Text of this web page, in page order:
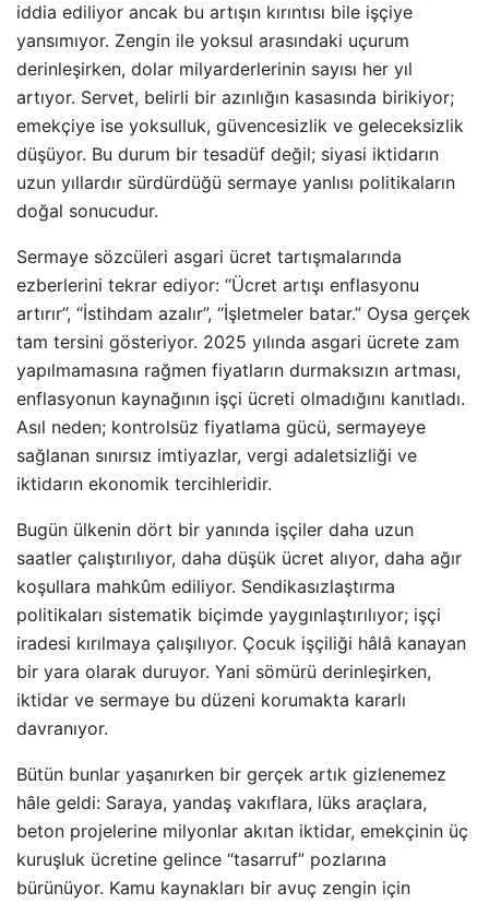
iddia ediliyor ancak bu artışın kırıntısı bile işçiye
yansımıyor. Zengin ile yoksul arasındaki uçurum
derinleşirken, dolar milyarderlerinin sayısı her yıl
artıyor. Servet, belirli bir azınlığın kasasında birikiyor;
emekçiye ise yoksulluk, güvencesizlik ve geleceksizlik
düşüyor. Bu durum bir tesadüf değil; siyasi iktidarın
uzun yıllardır sürdürdüğü sermaye yanlısı politikaların
doğal sonucudur.
Sermaye sözcüleri asgari ücret tartışmalarında
ezberlerini tekrar ediyor: “Ücret artışı enflasyonu
artırır”, “İstihdam azalır”, “İşletmeler batar.” Oysa gerçek
tam tersini gösteriyor. 2025 yılında asgari ücrete zam
yapılmamasına rağmen fiyatların durmaksızın artması,
enflasyonun kaynağının işçi ücreti olmadığını kanıtladı.
Asıl neden; kontrolsüz fiyatlama gücü, sermayeye
sağlanan sınırsız imtiyazlar, vergi adaletsizliği ve
iktidarın ekonomik tercihleridir.
Bugün ülkenin dört bir yanında işçiler daha uzun
saatler çalıştırılıyor, daha düşük ücret alıyor, daha ağır
koşullara mahkûm ediliyor. Sendikasızlaştırma
politikaları sistematik biçimde yaygınlaştırılıyor; işçi
iradesi kırılmaya çalışılıyor. Çocuk işçiliği hâlâ kanayan
bir yara olarak duruyor. Yani sömürü derinleşirken,
iktidar ve sermaye bu düzeni korumakta kararlı
davranıyor.
Bütün bunlar yaşanırken bir gerçek artık gizlenemez
hâle geldi: Saraya, yandaş vakıflara, lüks araçlara,
beton projelerine milyonlar akıtan iktidar, emekçinin üç
kuruşluk ücretine gelince “tasarruf” pozlarına
bürünüyor. Kamu kaynakları bir avuç zengin için